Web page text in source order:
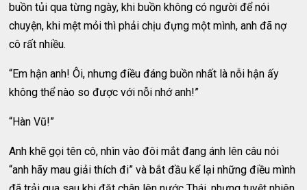
buồn tủi qua từng ngày, khi buồn không có người để nói
chuyện, khi mệt mỏi thì phải chịu đựng một mình, anh đã nợ
cô rất nhiều.
“Em hận anh! Ôi, nhưng điều đáng buồn nhất là nỗi hận ấy
không thể nào so được với nỗi nhớ anh!”
“Hàn Vũ!”
Anh khẽ gọi tên cô, nhìn vào đôi mắt đang ánh lên câu nói
“anh hãy mau giải thích đi” và bắt đầu kể lại những điều mình